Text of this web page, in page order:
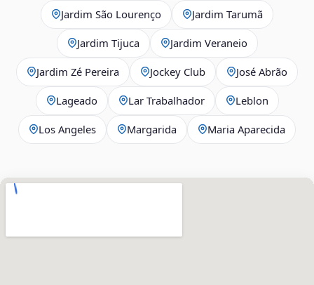
Jardim São Lourenço Jardim Tarumã
Jardim Tijuca Jardim Veraneio
Jardim Zé Pereira Jockey Club José Abrão
Lageado Lar Trabalhador Leblon
Los Angeles Margarida Maria Aparecida